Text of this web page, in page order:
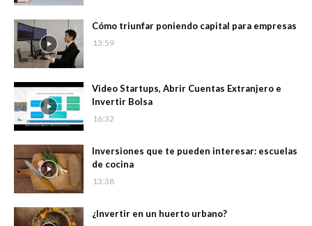
Cómo triunfar poniendo capital para empresas
13:59
Video Startups, Abrir Cuentas Extranjero e
Invertir Bolsa
16:32
Inversiones que te pueden interesar: escuelas
de cocina
13:38
¿Invertir en un huerto urbano?